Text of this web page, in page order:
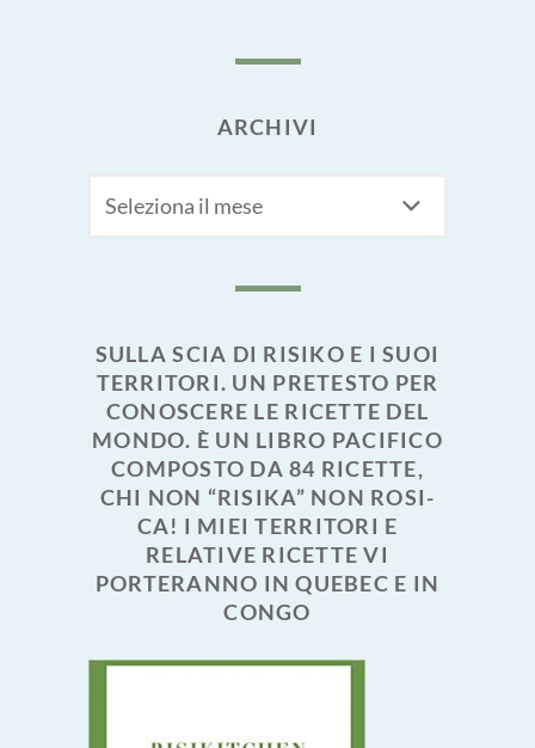
ARCHIVI
SULLA SCIA DI RISIKO E I SUOI
TERRITORI. UN PRETESTO PER
CONOSCERE LE RICETTE DEL
MONDO. È UN LIBRO PACIFICO
COMPOSTO DA 84 RICETTE,
CHI NON “RISIKA” NON ROSI-
CA! I MIEI TERRITORI E
RELATIVE RICETTE VI
PORTERANNO IN QUEBEC E IN
CONGO